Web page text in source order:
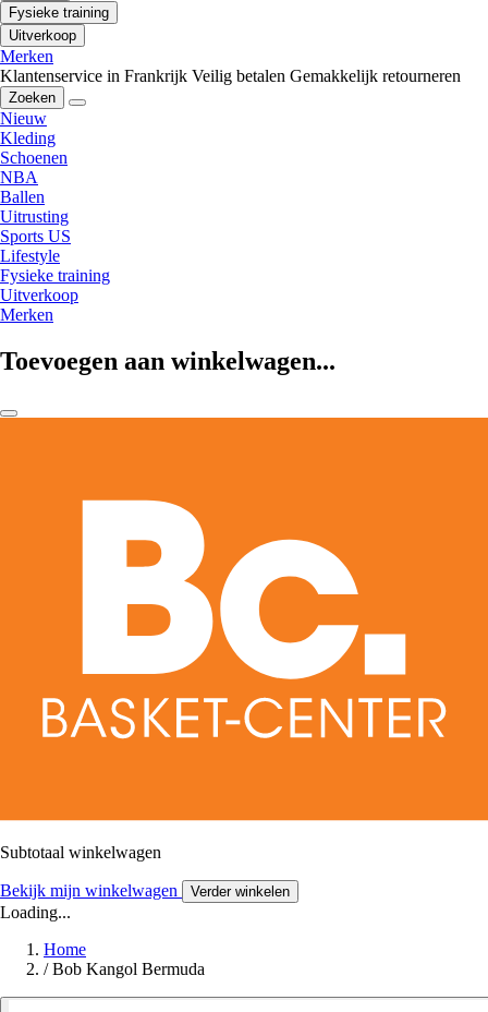
Fysieke training
Uitverkoop
Merken
Klantenservice in Frankrijk Veilig betalen Gemakkelijk retourneren
Zoeken
Nieuw
Kleding
Schoenen
NBA
Ballen
Uitrusting
Sports US
Lifestyle
Fysieke training
Uitverkoop
Merken
Toevoegen aan winkelwagen...
Subtotaal winkelwagen
Bekijk mijn winkelwagen Verder winkelen
Loading...
Home
/ Bob Kangol Bermuda